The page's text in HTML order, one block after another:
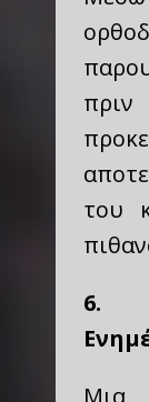
πριν
του
6.
Μια